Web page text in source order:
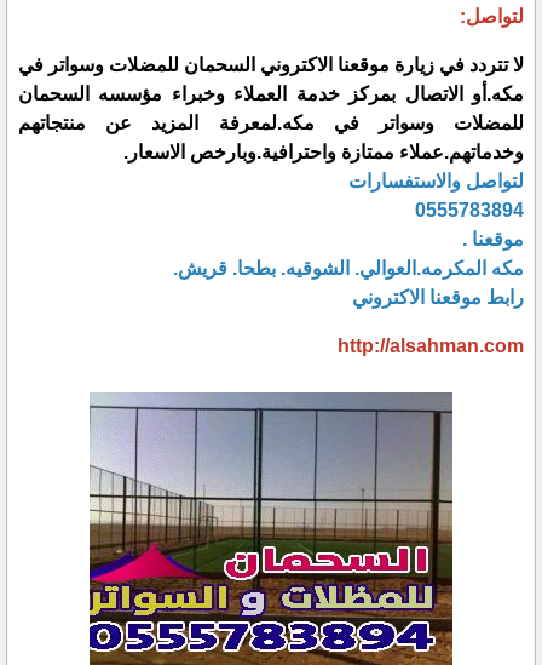
لتواصل:
لا تتردد في زيارة موقعنا الاكتروني السحمان للمضلات وسواتر في
مكه.أو الاتصال بمركز خدمة العملاء وخبراء مؤسسه السحمان
للمضلات وسواتر في مكه.لمعرفة المزيد عن منتجاتهم
وخدماتهم.عملاء ممتازة واحترافية.وبارخص الاسعار.
لتواصل والاستفسارات
0555783894
موقعنا .
مكه المكرمه.العوالي. الشوقيه. بطحا. قريش.
رابط موقعنا الاكتروني
http://alsahman.com